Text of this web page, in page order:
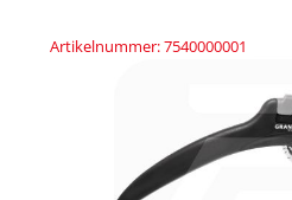
Artikelnummer: 7540000001